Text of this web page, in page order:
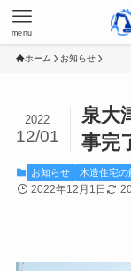
menu
ホーム お知らせ
泉大
事完
2022
12/01
お知らせ 木造住宅の
2022年12月1日